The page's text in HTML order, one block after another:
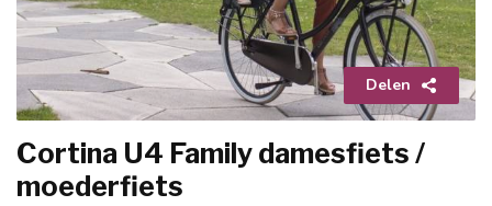
Delen
Cortina U4 Family damesfiets /
moederfiets